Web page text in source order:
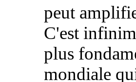
peut
C'est
plus
mondiale